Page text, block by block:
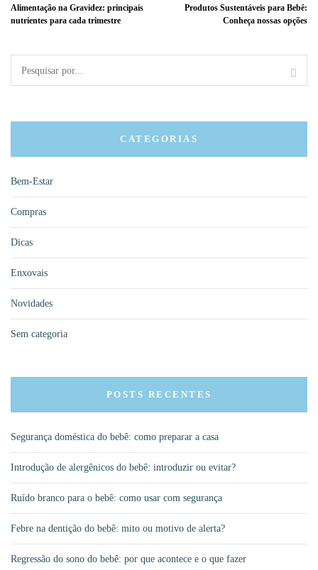
Alimentação na Gravidez: principais
nutrientes para cada trimestre
Produtos Sustentáveis para Bebê:
Conheça nossas opções
CATEGORIAS
Bem-Estar
Compras
Dicas
Enxovais
Novidades
Sem categoria
POSTS RECENTES
Segurança doméstica do bebê: como preparar a casa
Introdução de alergênicos do bebê: introduzir ou evitar?
Ruído branco para o bebê: como usar com segurança
Febre na dentição do bebê: mito ou motivo de alerta?
Regressão do sono do bebê: por que acontece e o que fazer